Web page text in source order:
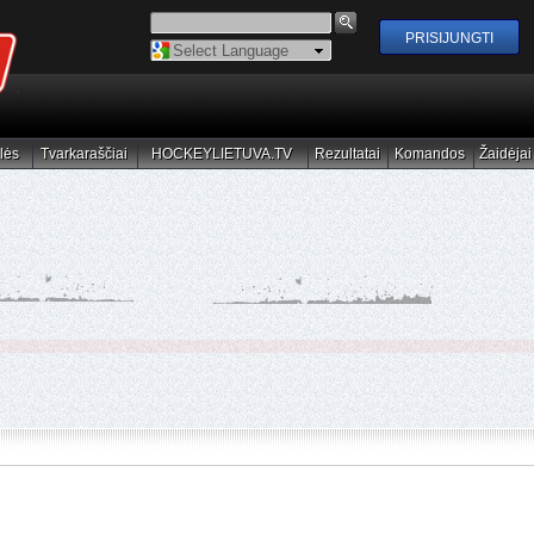
Powered by
Tvarkaraščiai
Tvarkaraščiai HOCKEYLIETUVA.TV
HOCKEYLIETUVA.TV Rezultatai
Rezultatai Komandos
Komandos Žaidėjai
Žaidėjai